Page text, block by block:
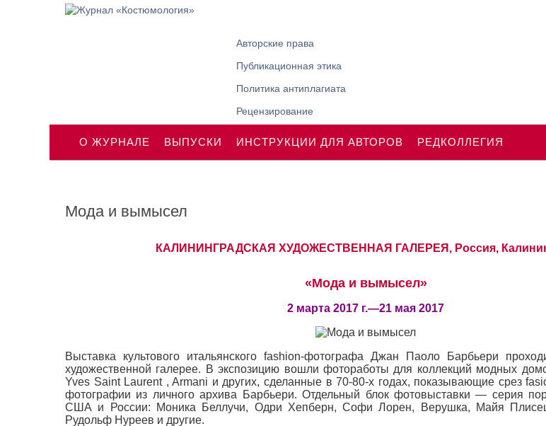
Авторские права
Публикационная этика
Политика антиплагиата
Рецензирование
О ЖУРНАЛЕ ВЫПУСКИ ИНСТРУКЦИИ ДЛЯ АВТОРОВ РЕДКОЛЛЕГИЯ
Мода и вымысел
КАЛИНИНГРАДСКАЯ ХУДОЖЕСТВЕННАЯ ГАЛЕРЕЯ, Россия,
«Мода и вымысел»
2 марта 2017 г.—21 мая 2017
Выставка культового итальянского fashion-фотографа Джан Паоло Барбьери
художественной галерее. В экспозицию вошли фотоработы для коллекций модных
Yves Saint Laurent , Armani и других, сделанные в 70-80-х годах, показывающие срез
фотографии из личного архива Барбьери. Отдельный блок фотовыставки — серия
США и России: Моника Беллучи, Одри Хепберн, Софи Лорен, Верушка, Майя
Рудольф Нуреев и другие.